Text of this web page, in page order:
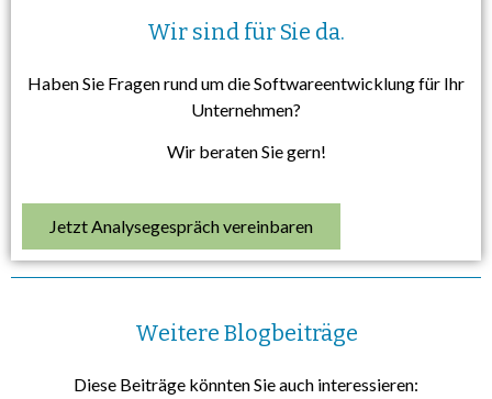
Wir sind für Sie da.
Haben Sie Fragen rund um die Softwareentwicklung für Ihr
Unternehmen?
Wir beraten Sie gern!
Jetzt Analysegespräch vereinbaren
Weitere Blogbeiträge
Diese Beiträge könnten Sie auch interessieren: